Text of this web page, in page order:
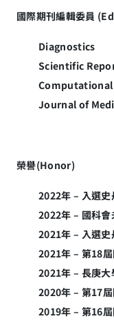
國際期刊編輯委員
Diagnostics
Scientific
Computational
Journal of
榮譽(Honor)
2022年 – 入選
2022年 – 國科
2021年 – 入選
2021年 – 第18
2021年 – 長庚
2020年 – 第17
2019年 – 第16